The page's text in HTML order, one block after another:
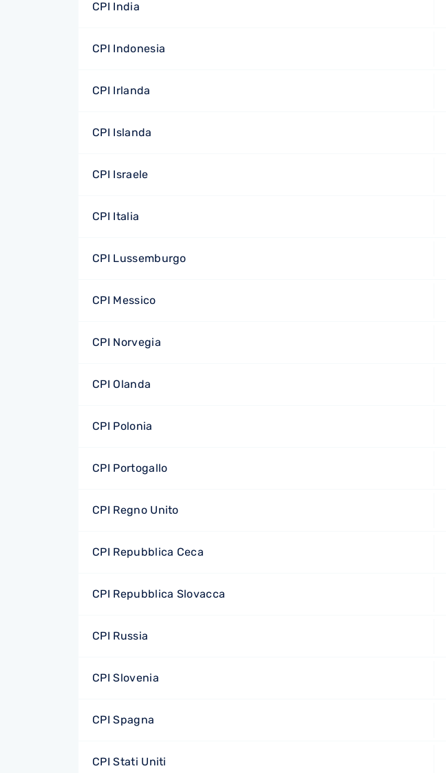
CPI India
CPI Indonesia
CPI Irlanda
CPI Islanda
CPI Israele
CPI Italia
CPI Lussemburgo
CPI Messico
CPI Norvegia
CPI Olanda
CPI Polonia
CPI Portogallo
CPI Regno Unito
CPI Repubblica Ceca
CPI Repubblica Slovacca
CPI Russia
CPI Slovenia
CPI Spagna
CPI Stati Uniti